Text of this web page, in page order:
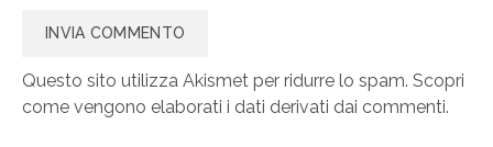
Questo sito utilizza Akismet per ridurre lo spam. Scopri
come vengono elaborati i dati derivati dai commenti.